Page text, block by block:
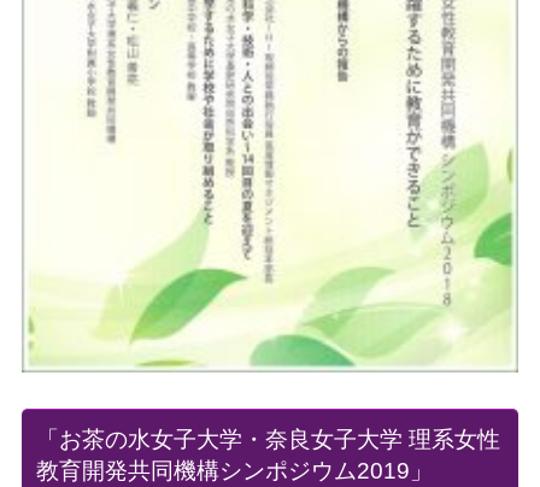
「お茶の水女子大学・奈良女子大学 理系女性
教育開発共同機構シンポジウム2019」